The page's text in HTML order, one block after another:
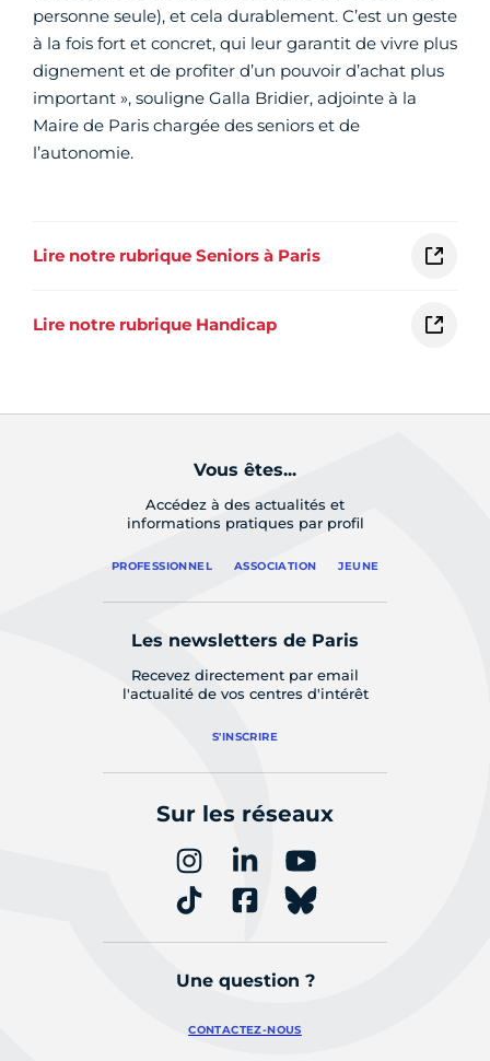
personne seule), et cela durablement. C’est un geste
à la fois fort et concret, qui leur garantit de vivre plus
dignement et de profiter d’un pouvoir d’achat plus
important », souligne Galla Bridier, adjointe à la
Maire de Paris chargée des seniors et de
l’autonomie.
Lire notre rubrique Seniors à Paris
Lire notre rubrique Handicap
Vous êtes...
Accédez à des actualités et
informations pratiques par profil
PROFESSIONNEL ASSOCIATION JEUNE
Les newsletters de Paris
Recevez directement par email
l'actualité de vos centres d'intérêt
S'INSCRIRE
Sur les réseaux
Une question ?
CONTACTEZ-NOUS